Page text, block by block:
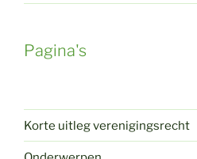
Pagina's
Korte uitleg verenigingsrecht